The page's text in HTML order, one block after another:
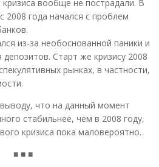
вообще не пострадали. В
2008 года начался с проблем
из-за необоснованной паники и
Старт же кризису 2008
рынках, в частности,
что на данный момент
стабильнее, чем в 2008 году,
кризиса пока маловероятно.
■ ■ ■